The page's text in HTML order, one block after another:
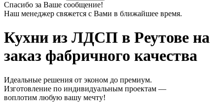
Спасибо за Ваше сообщение!
Наш менеджер свяжется с Вами в ближайшее время.
Кухни из ЛДСП в Реутове на
заказ фабричного качества
Идеальные решения от эконом до премиум.
Изготовление по индивидуальным проектам —
воплотим любую вашу мечту!